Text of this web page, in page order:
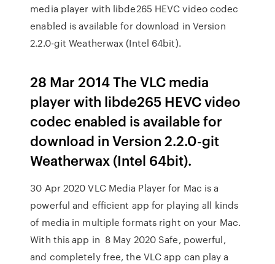
media player with libde265 HEVC video codec
enabled is available for download in Version
2.2.0-git Weatherwax (Intel 64bit).
28 Mar 2014 The VLC media
player with libde265 HEVC video
codec enabled is available for
download in Version 2.2.0-git
Weatherwax (Intel 64bit).
30 Apr 2020 VLC Media Player for Mac is a
powerful and efficient app for playing all kinds
of media in multiple formats right on your Mac.
With this app in 8 May 2020 Safe, powerful,
and completely free, the VLC app can play a